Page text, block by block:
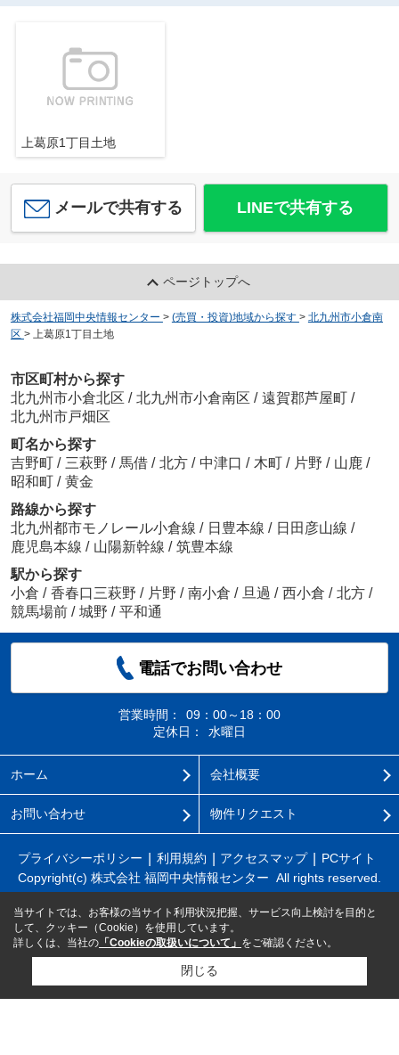
上葛原1丁目土地
メールで共有する LINEで共有する
ページトップへ
株式会社福岡中央情報センター > (売買・投資)地域から探す > 北九州市小倉南
区 > 上葛原1丁目土地
市区町村から探す
北九州市小倉北区 / 北九州市小倉南区 / 遠賀郡芦屋町 /
北九州市戸畑区
町名から探す
吉野町 / 三萩野 / 馬借 / 北方 / 中津口 / 木町 / 片野 / 山鹿 /
昭和町 / 黄金
路線から探す
北九州都市モノレール小倉線 / 日豊本線 / 日田彦山線 /
鹿児島本線 / 山陽新幹線 / 筑豊本線
駅から探す
小倉 / 香春口三萩野 / 片野 / 南小倉 / 旦過 / 西小倉 / 北方 /
競馬場前 / 城野 / 平和通
電話でお問い合わせ
営業時間：
09：00～18：00
定休日：
水曜日
ホーム 会社概要
お問い合わせ 物件リクエスト
プライバシーポリシー 利用規約 アクセスマップ
PCサイト
Copyright(c) 株式会社 福岡中央情報センター All rights reserved.
当サイトでは、お客様の当サイト利用状況把握、サービス向上検討を目的と
して、クッキー（Cookie）を使用しています。
詳しくは、当社の 「Cookieの取扱いについて」 をご確認ください。
閉じる